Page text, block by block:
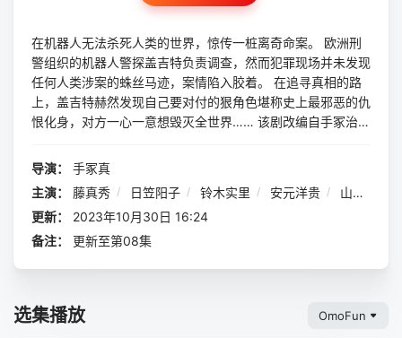
在机器人无法杀死人类的世界，惊传一桩离奇命案。 欧洲刑
警组织的机器人警探盖吉特负责调查，然而犯罪现场并未发现
任何人类涉案的蛛丝马迹，案情陷入胶着。 在追寻真相的路
上，盖吉特赫然发现自己要对付的狠角色堪称史上最邪恶的仇
恨化身，对方一心一意想毁灭全世界…… 该剧改编自手冢治虫
作品《PLUTO》。
导演：
手冢真
主演：
藤真秀 / 日笠阳子 / 铃木实里 / 安元洋贵 /
山寺宏一
更新：
2023年10月30日 16:24
备注：
更新至第08集
选集播放 OmoFun